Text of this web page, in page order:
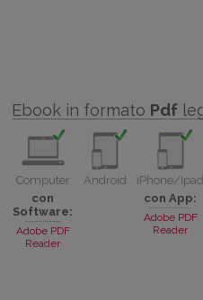
Ebook in formato Pdf
Computer
con
Software:
Adobe PDF
Reader
Android
iPhone/Ipad
con App:
Adobe PDF
Reader